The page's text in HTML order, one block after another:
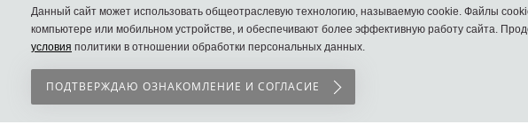
15990 руб.
6990 руб.
15990 руб.
Данный сайт может использовать общеотраслевую технологию, называемую cookie. Файлы
компьютере или мобильном устройстве, и обеспечивают более эффективную работу сайта.
условия политики в отношении обработки персональных данных.
ПОДТВЕРЖДАЮ ОЗНАКОМЛЕНИЕ И СОГЛАСИЕ